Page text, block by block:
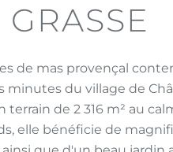
GRASSE
de mas provençal
minutes du village de
terrain de 2 316 m² au
elle bénéficie de